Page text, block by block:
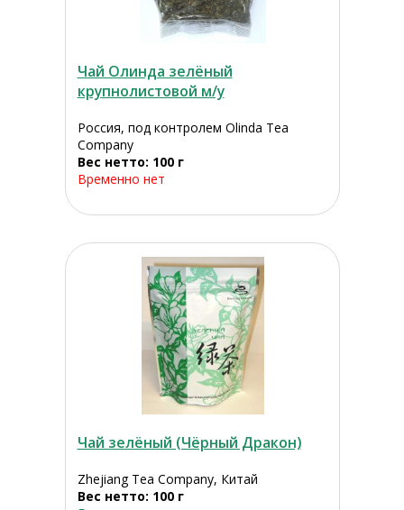
Чай Олинда зелёный
крупнолистовой м/у
Россия, под контролем Olinda Tea
Company
Вес нетто: 100 г
Временно нет
Чай зелёный (Чёрный Дракон)
Zhejiang Tea Company, Китай
Вес нетто: 100 г